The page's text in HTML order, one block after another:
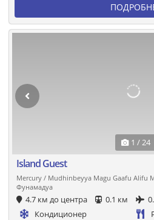
1 / 24
Island Guest
Mercury / Mudhinbeyya Magu Gaafu Alifu
Фунамадуа
4.7 км до центра 0.1 км
Кондиционер